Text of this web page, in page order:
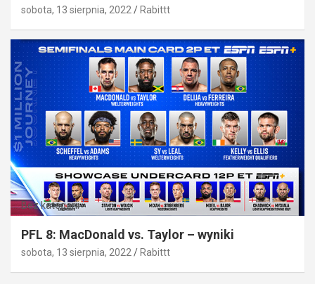
sobota, 13 sierpnia, 2022 Rabittt
Bez kategorii
PFL 8: MacDonald vs. Taylor – wyniki
sobota, 13 sierpnia, 2022 Rabittt